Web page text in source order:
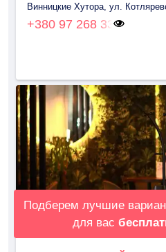
Винницкие Хутора, ул.
+380 97 268 33
Подберем лучшие
для вас